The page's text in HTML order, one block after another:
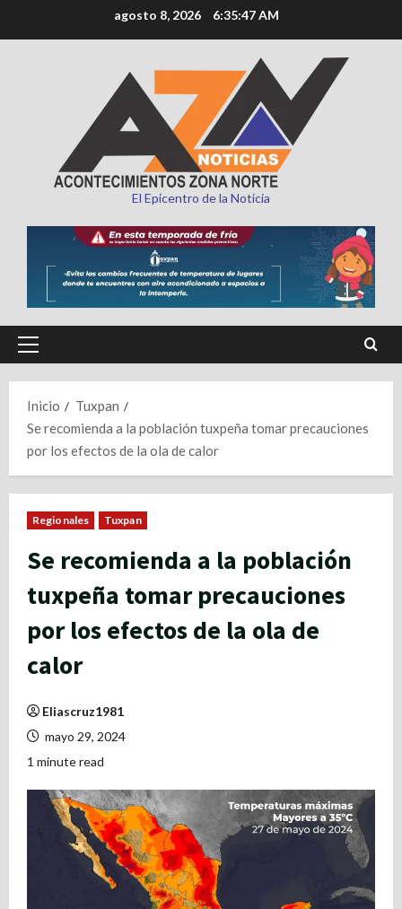
al
agosto 8, 2026 6:35:48 AM
El Epicentro de la Noticia
Menú
Inicio
Tuxpan
Se recomienda a la población tuxpeña tomar precauciones
por los efectos de la ola de calor
Regionales Tuxpan
Se recomienda a la población
tuxpeña tomar precauciones
por los efectos de la ola de
calor
Eliascruz1981
mayo 29, 2024
1 minute read